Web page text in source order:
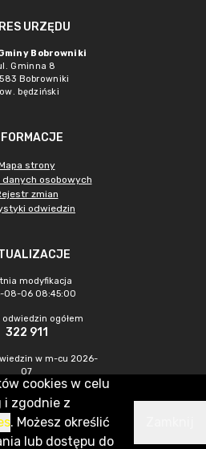
URZĘDU
Bobrowniki
Gminna 8
Bobrowniki
będziński
strony
danych osobowych
zmian
odwiedzin
modyfikacja
08-06 08:45:00
odwiedzin ogółem
322 911
w m-cu 2026-
07
527
cookies w celu
i zgodnie z
. Możesz określić
lub dostępu do